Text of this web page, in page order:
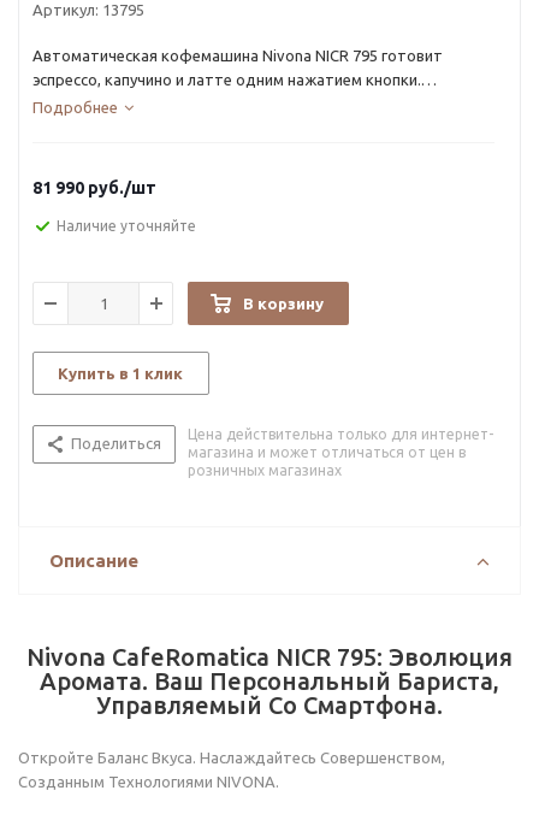
Артикул: 13795
Автоматическая кофемашина Nivona NICR 795 готовит
эспрессо, капучино и латте одним нажатием кнопки.
Идеальный выбор для дома и офиса: стабильный вкус,
Подробнее
81 990 руб./шт
Наличие уточняйте
В корзину
Купить в 1 клик
Поделиться
Цена действительна только для интернет-
магазина и может отличаться от цен в
розничных магазинах
Описание
Nivona CafeRomatica NICR 795: Эволюция
Аромата. Ваш Персональный Бариста,
Управляемый Со Смартфона.
Откройте Баланс Вкуса. Наслаждайтесь Совершенством,
Созданным Технологиями NIVONA.